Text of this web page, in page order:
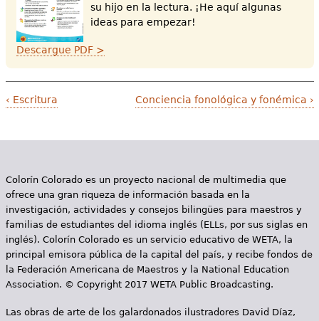
su hijo en la lectura. ¡He aquí algunas
ideas para empezar!
Descargue PDF >
‹ Escritura Conciencia fonológica y fonémica ›
Colorín Colorado es un proyecto nacional de multimedia que
ofrece una gran riqueza de información basada en la
investigación, actividades y consejos bilingües para maestros y
familias de estudiantes del idioma inglés (ELLs, por sus siglas en
inglés). Colorín Colorado es un servicio educativo de WETA, la
principal emisora pública de la capital del país, y recibe fondos de
la Federación Americana de Maestros y la National Education
Association. © Copyright 2017 WETA Public Broadcasting.
Las obras de arte de los galardonados ilustradores David Díaz,